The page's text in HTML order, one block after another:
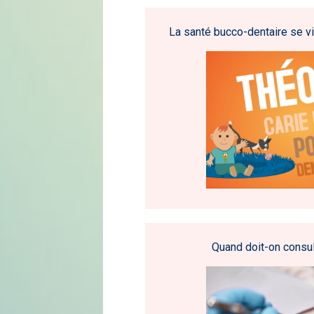
La santé bucco-dentaire se
Quand doit-on